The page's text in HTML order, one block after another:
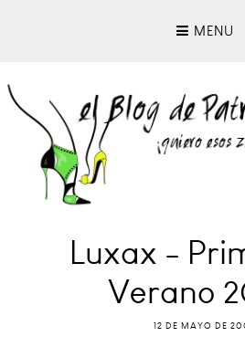
MENU
Luxax -
Verano
12 DE MAYO DE